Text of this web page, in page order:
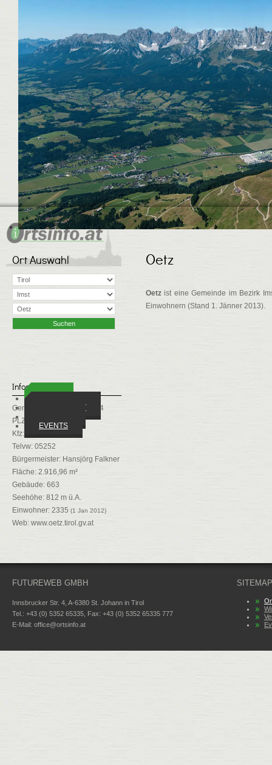
WIRTSCHAFT
EVENTS
Ort Auswahl
Infos
Gemeindekennziffer: 70214
PLZ: 6433
Kfz: IM
Telvw: 05252
Bürgermeister: Hansjörg Falkner
Fläche: 2.916,96 m²
Gebäude: 663
Seehöhe: 812 m ü.A.
Einwohner: 2335 (1 Jan 2012)
Web: www.oetz.tirol.gv.at
Oetz
Oetz ist eine Gemeinde im Bezirk
Einwohnern (Stand 1. Jänner 2013).
FUTUREWEB GMBH
Innsbrucker Str. 4, A-6380 St. Johann in Tirol
Tel.: +43 (0) 5352 65335, Fax: +43 (0) 5352 65335 777
E-Mail: office@ortsinfo.at
SITEMAP